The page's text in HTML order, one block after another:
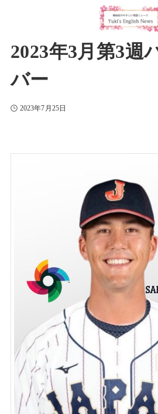
2023年3月第3週
バー
2023年7月25日